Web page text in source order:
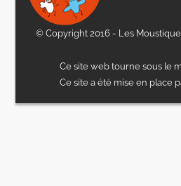
© Copyright 2016 - Les
Ce site web tourne sous le
Ce site a été mise en place